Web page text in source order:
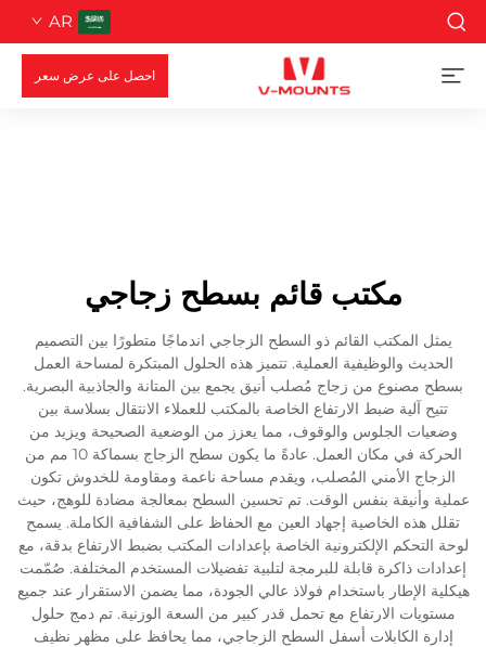
AR
احصل على عرض سعر
مكتب قائم بسطح زجاجي
يمثل المكتب القائم ذو السطح الزجاجي اندماجًا متطورًا بين التصميم
الحديث والوظيفية العملية. تتميز هذه الحلول المبتكرة لمساحة العمل
بسطح مصنوع من زجاج مُصلب أنيق يجمع بين المتانة والجاذبية البصرية.
تتيح آلية ضبط الارتفاع الخاصة بالمكتب للعملاء الانتقال بسلاسة بين
وضعيات الجلوس والوقوف، مما يعزز من الوضعية الصحيحة ويزيد من
الحركة في مكان العمل. عادةً ما يكون سطح الزجاج بسماكة 10 مم من
الزجاج الأمني المُصلب، ويقدم مساحة ناعمة ومقاومة للخدوش تكون
عملية وأنيقة بنفس الوقت. تم تحسين السطح بمعالجة مضادة للوهج، حيث
تقلل هذه الخاصية إجهاد العين مع الحفاظ على الشفافية الكاملة. يسمح
لوحة التحكم الإلكترونية الخاصة بإعدادات المكتب بضبط الارتفاع بدقة، مع
إعدادات ذاكرة قابلة للبرمجة لتلبية تفضيلات المستخدم المختلفة. صُمّمت
هيكلية الإطار باستخدام فولاذ عالي الجودة، مما يضمن الاستقرار عند جميع
مستويات الارتفاع مع تحمل قدر كبير من السعة الوزنية. تم دمج حلول
إدارة الكابلات أسفل السطح الزجاجي، مما يحافظ على مظهر نظيف